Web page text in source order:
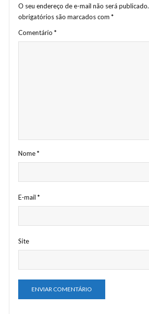
O seu endereço de e-mail não será publicado.
obrigatórios são marcados com *
Comentário *
Nome*
E-mail *
Site